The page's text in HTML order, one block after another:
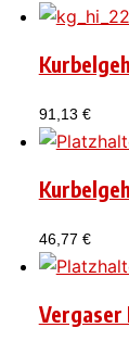
91,13 €
46,77 €
Vergaser